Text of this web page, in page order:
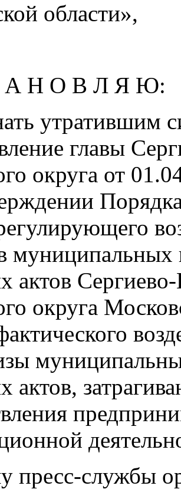
области»,
А Н О В Л Я Ю:
утратившим
главы
округа от
актов
округа
актов,
пресс-службы